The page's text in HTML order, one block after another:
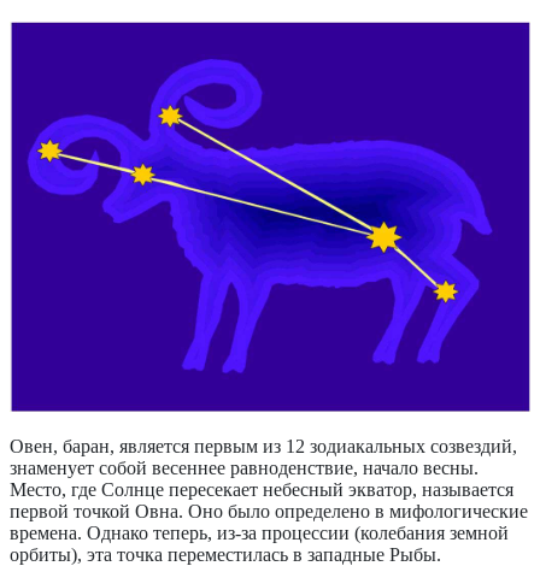
Овен, баран, является первым из 12 зодиакальных созвездий,
знаменует собой весеннее равноденствие, начало весны.
Место, где Солнце пересекает небесный экватор, называется
первой точкой Овна. Оно было определено в мифологические
времена. Однако теперь, из-за процессии (колебания земной
орбиты), эта точка переместилась в западные Рыбы.